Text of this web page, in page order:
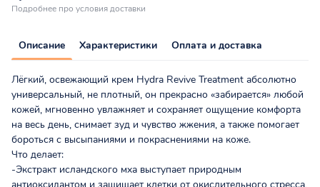
Подробнее про условия доставки
Описание Характеристики Оплата и доставка
Лёгкий, освежающий крем Hydra Revive Treatment абсолютно
универсальный, не плотный, он прекрасно «забирается» любой
кожей, мгновенно увлажняет и сохраняет ощущение комфорта
на весь день, снимает зуд и чувство жжения, а также помогает
бороться с высыпаниями и покраснениями на коже.
Что делает:
-Экстракт исландского мха выступает природным